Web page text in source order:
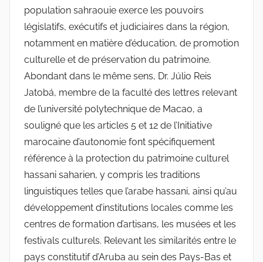
population sahraouie exerce les pouvoirs
législatifs, exécutifs et judiciaires dans la région,
notamment en matière d’éducation, de promotion
culturelle et de préservation du patrimoine.
Abondant dans le même sens, Dr. Júlio Reis
Jatobá, membre de la faculté des lettres relevant
de l’université polytechnique de Macao, a
souligné que les articles 5 et 12 de l’Initiative
marocaine d’autonomie font spécifiquement
référence à la protection du patrimoine culturel
hassani saharien, y compris les traditions
linguistiques telles que l’arabe hassani, ainsi qu’au
développement d’institutions locales comme les
centres de formation d’artisans, les musées et les
festivals culturels. Relevant les similarités entre le
pays constitutif d’Aruba au sein des Pays-Bas et